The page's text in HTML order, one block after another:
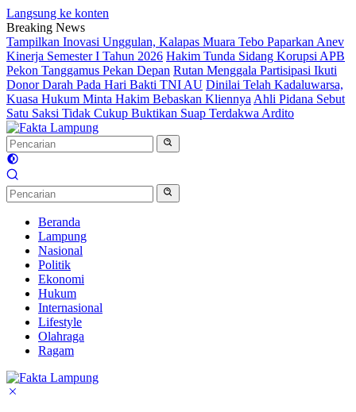
Langsung ke konten
Breaking News
Tampilkan Inovasi Unggulan, Kalapas Muara Tebo Paparkan Anev
Kinerja Semester I Tahun 2026 Hakim Tunda Sidang Korupsi APB
Pekon Tanggamus Pekan Depan Rutan Menggala Partisipasi Ikuti
Donor Darah Pada Hari Bakti TNI AU Dinilai Telah Kadaluwarsa,
Kuasa Hukum Minta Hakim Bebaskan Kliennya Ahli Pidana Sebut
Satu Saksi Tidak Cukup Buktikan Suap Terdakwa Ardito
Beranda
Lampung
Nasional
Politik
Ekonomi
Hukum
Internasional
Lifestyle
Olahraga
Ragam